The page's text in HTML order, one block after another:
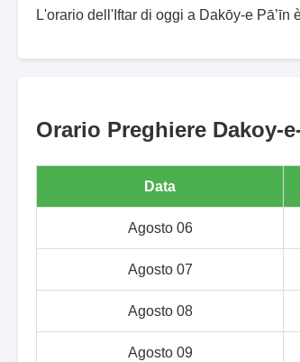
L'orario dell'Iftar di oggi a Dakōy-e Pā’īn
Orario Preghiere Dakoy-
Data
Agosto 06
Agosto 07
Agosto 08
Agosto 09